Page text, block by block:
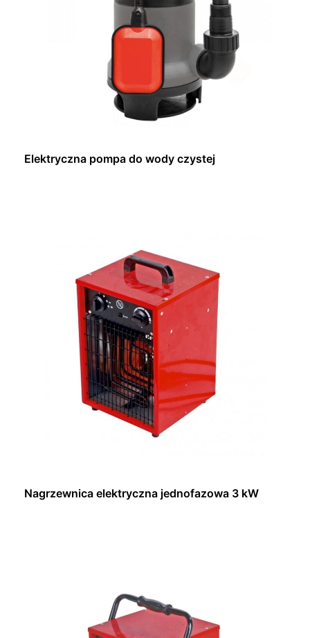
Elektryczna pompa do wody czystej
Nagrzewnica elektryczna jednofazowa 3 kW